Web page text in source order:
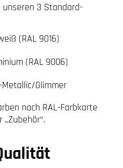
unseren 3 Standard-
(RAL 9016)
(RAL 9006)
Glimmer
nach RAL-Farbkarte